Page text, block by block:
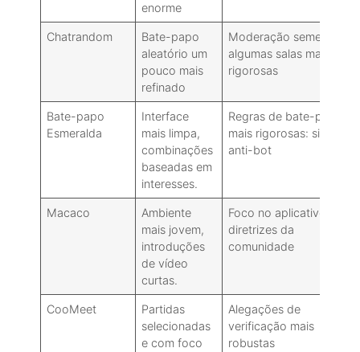
enorme
Chatrandom
Bate-papo
aleatório um
pouco mais
refinado
Moderação semelhante:
algumas salas mais
rigorosas
Bate-papo
Esmeralda
Interface
mais limpa,
combinações
baseadas em
interesses.
Regras de bate-papo
mais rigorosas: sistemas
anti-bot
Macaco
Ambiente
mais jovem,
introduções
de vídeo
curtas.
Foco no aplicativo:
diretrizes da
comunidade
CooMeet
Partidas
selecionadas
e com foco
Alegações de
verificação mais
robustas